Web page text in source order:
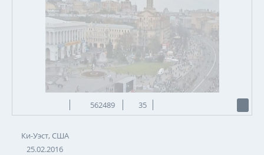
562489 35
Ки-Уэст, США
25.02.2016